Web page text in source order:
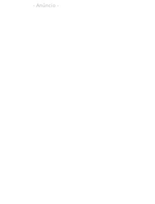
- Anúncio -